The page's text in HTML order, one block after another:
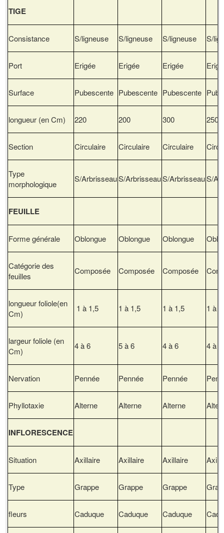
TIGE
Consistance S/ligneuse S/ligneuse S/ligneuse S/
Port Erigée Erigée Erigée
Surface Pubescente Pubescente Pubescente
longueur (en Cm) 220 200 300 250
Section Circulaire Circulaire Circulaire
Type
morphologique
S/ArbrisseauS/ArbrisseauS/ArbrisseauS/
FEUILLE
Forme générale Oblongue Oblongue Oblongue
Catégorie des
feuilles
Composée Composée Composée
longueur foliole(en
Cm)
1 à 1,5 1 à 1,5 1 à 1,5 1 à
largeur foliole (en
Cm)
4 à 6 5 à 6 4 à 6 4 à 5
Nervation Pennée Pennée Pennée
Phyllotaxie Alterne Alterne Alterne
INFLORESCENCE
Situation Axillaire Axillaire Axillaire
Type Grappe Grappe Grappe
fleurs Caduque Caduque Caduque